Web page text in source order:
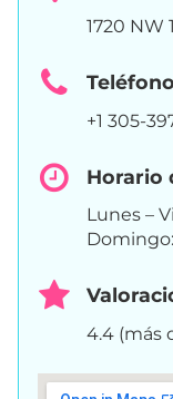
1720 NW
Teléfono
+1 305-
Horario
Lunes –
Domingo:
4.4 (más